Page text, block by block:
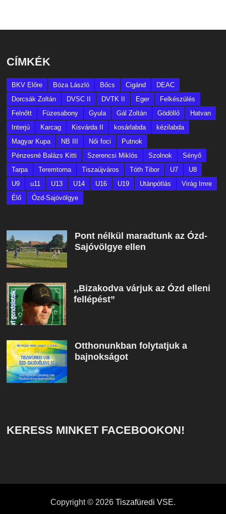
CÍMKÉK
BKV Előre Bóza László Bőcs Cigánd
DEAC
Dorcsák Zoltán
DVSC II DVTK II Eger
Felkészülés
Felnőtt
Füzesabony Gyula Gál Zoltán Gödöllő
Hatvan
Interjú
Karcag Kisvárda II kosárlabda
kézilabda
Magyar Kupa
NB III Női foci
Putnok
Pénzesné Balázs Kitti
Szerencsi Miklós Szolnok
Sényő
Tarpa
Teremtorna Tiszaújváros Tóth Tibor U7
U8
U9
u11 U13 U14 U16 U19 Utánpótlás
Virág Imre
Élő
Ózd-Sajóvölgye
Pont nélkül maradtunk az Ózd-
Sajóvölgye ellen
,,Bizakodva várjuk az Ózd elleni
fellépést”
Otthonunkban folytatjuk a
bajnokságot
KERESS MINKET FACEBOOKON!
Copyright © 2026 Tiszafüredi VSE.